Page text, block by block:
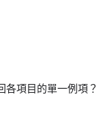
各項目的單一例項？